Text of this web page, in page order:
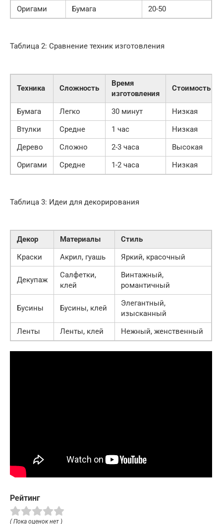
Оригами Бумага 20-50
Таблица 2: Сравнение техник изготовления
Техника Сложность
Время
изготовления
Стоимость
Бумага Легко 30 минут
Низкая
Втулки
Средне 1 час
Низкая
Дерево
Сложно 2-3 часа
Высокая
Оригами
Средне 1-2 часа Низкая
Таблица 3: Идеи для декорирования
Декор Материалы
Стиль
Краски
Акрил, гуашь Яркий, красочный
Декупаж
Салфетки,
клей
Винтажный,
романтичный
Бусины Бусины, клей
Элегантный,
изысканный
Ленты
Ленты, клей Нежный, женственный
Рейтинг
( Пока оценок нет )